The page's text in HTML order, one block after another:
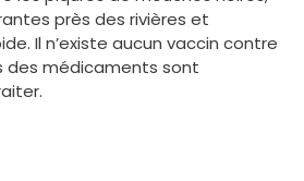
près des rivières et
Il n’existe aucun vaccin contre
des médicaments sont